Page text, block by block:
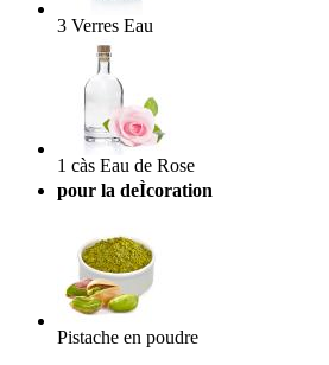
3 Verres Eau
1 càs Eau de Rose
pour la deÌcoration
Pistache en poudre